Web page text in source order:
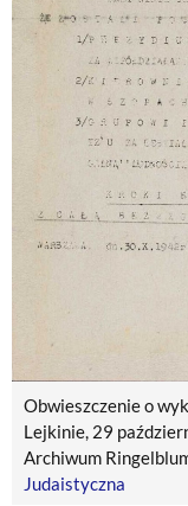
Obwieszczenie o
Lejkinie, 29
Archiwum
Judaistyczna